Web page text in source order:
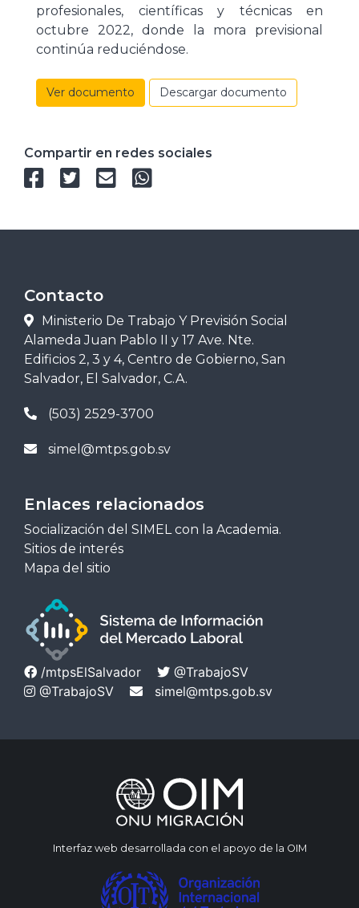
profesionales, científicas y técnicas en
octubre 2022, donde la mora previsional
continúa reduciéndose.
Ver documento Descargar documento
Compartir en redes sociales
Contacto
Ministerio De Trabajo Y Previsión Social
Alameda Juan Pablo II y 17 Ave. Nte.
Edificios 2, 3 y 4, Centro de Gobierno, San
Salvador, El Salvador, C.A.
(503) 2529-3700
simel@mtps.gob.sv
Enlaces relacionados
Socialización del SIMEL con la Academia.
Sitios de interés
Mapa del sitio
/mtpsElSalvador
@TrabajoSV
@TrabajoSV
simel@mtps.gob.sv
Interfaz web desarrollada con el apoyo de la OIM